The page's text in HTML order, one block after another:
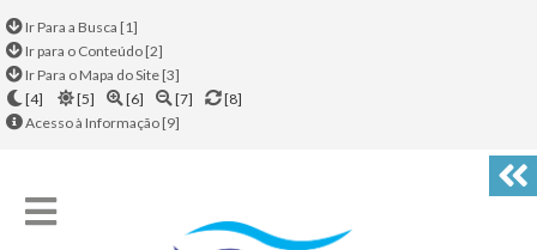
Ir Para a Busca [1]
Ir para o Conteúdo [2]
Ir Para o Mapa do Site [3]
[4]
[5] [6] [7]
[8]
Acesso à Informação [9]